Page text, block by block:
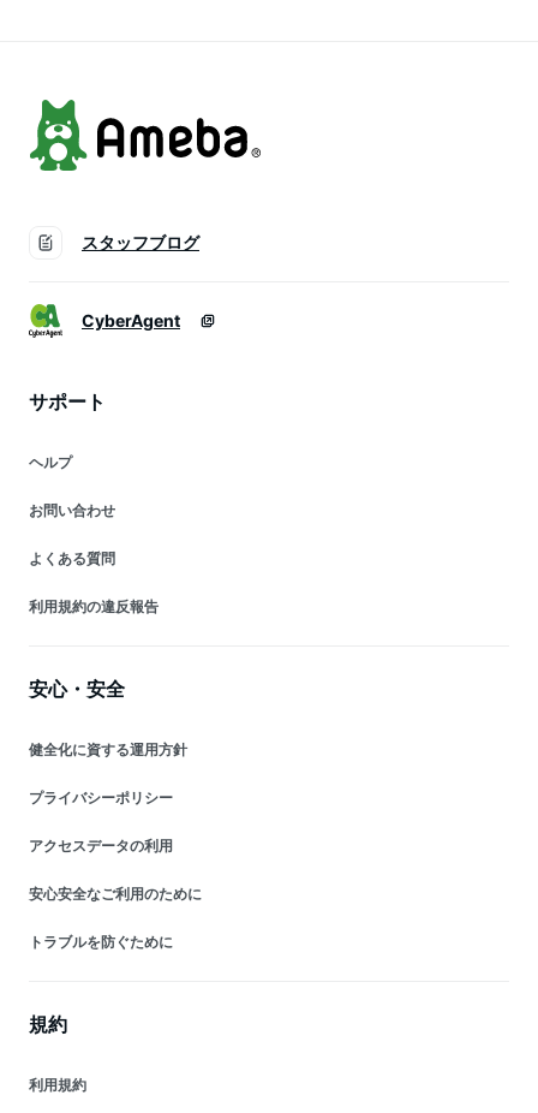
スタッフブログ
CyberAgent
サポート
ヘルプ
お問い合わせ
よくある質問
利用規約の違反報告
安心・安全
健全化に資する運用方針
プライバシーポリシー
アクセスデータの利用
安心安全なご利用のために
トラブルを防ぐために
規約
利用規約